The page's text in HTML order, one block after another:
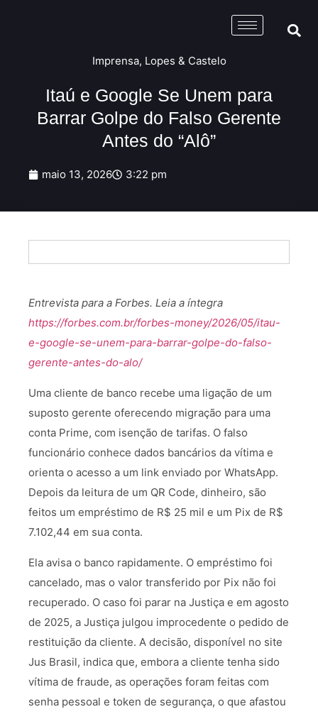
Imprensa, Lopes & Castelo
Itaú e Google Se Unem para
Barrar Golpe do Falso Gerente
Antes do “Alô”
maio 13, 2026 3:22 pm
Entrevista para a Forbes. Leia a íntegra
https://forbes.com.br/forbes-money/2026/05/itau-
e-google-se-unem-para-barrar-golpe-do-falso-
gerente-antes-do-alo/
Uma cliente de banco recebe uma ligação de um
suposto gerente oferecendo migração para uma
conta Prime, com isenção de tarifas. O falso
funcionário conhece dados bancários da vítima e
orienta o acesso a um link enviado por WhatsApp.
Depois da leitura de um QR Code, dinheiro, são
feitos um empréstimo de R$ 25 mil e um Pix de R$
7.102,44 em sua conta.
Ela avisa o banco rapidamente. O empréstimo foi
cancelado, mas o valor transferido por Pix não foi
recuperado. O caso foi parar na Justiça e em agosto
de 2025, a Justiça julgou improcedente o pedido de
restituição da cliente. A decisão, disponível no site
Jus Brasil, indica que, embora a cliente tenha sido
vítima de fraude, as operações foram feitas com
senha pessoal e token de segurança, o que afastou